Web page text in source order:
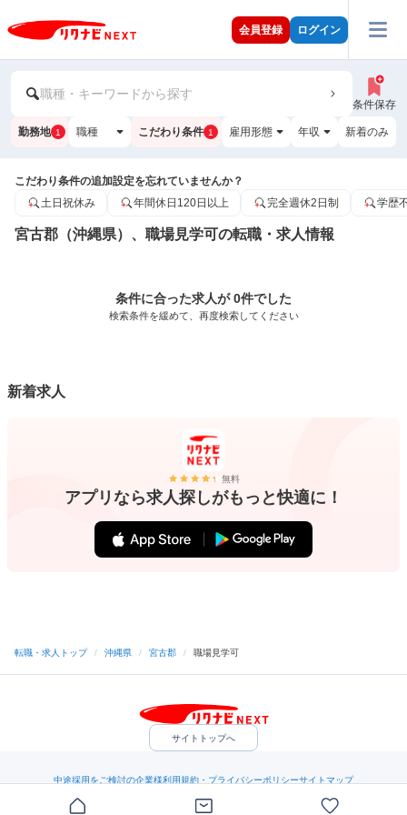
会員登録 ログイン
職種・キーワードから探す
条件保存
勤務地 1 職種 こだわり条件 1 雇用形態 年収 新着のみ
こだわり条件の追加設定を忘れていませんか？
土日祝休み
年間休日120日以上 完全週休2日制 学歴
宮古郡（沖縄県）、職場見学可の転職・求人情報
条件に合った求人が 0件でした
検索条件を緩めて、再度検索してください
新着求人
無料
アプリなら求人探しがもっと快適に！
転職・求人トップ / 沖縄県 / 宮古郡 / 職場見学可
サイトトップへ
中途採用をご検討の企業様利用規約・プライバシーポリシーサイトマップ
（C）Indeed Inc.